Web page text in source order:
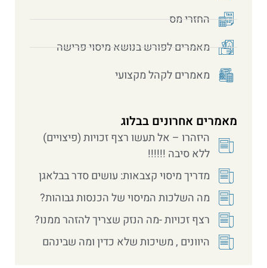
החזרי מס
מאמרים לפורש בנושא מיסוי פרישה
מאמרים לקהל מקצועי
מאמרים אחרונים בבלוג
היזהרו – אל תעשו רצף זכויות (פיצויים)
ללא סיבה !!!!!!
מדריך מיסוי קצבאות: עושים סדר בבלאגן
מה השלכות המיסוי של הכנסות גבוהות?
רצף זכויות -מה הנזק שצריך להזהר ממנו?
היוונים , משיכות שלא כדין ומה שבינהם